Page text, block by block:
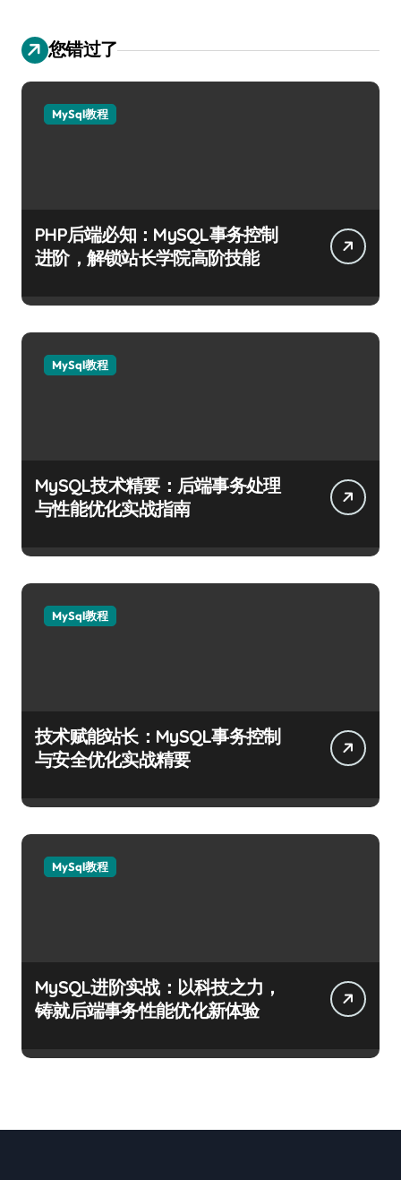
您错过了
MySql教程
PHP后端必知：MySQL事务控制
进阶，解锁站长学院高阶技能
MySql教程
MySQL技术精要：后端事务处理
与性能优化实战指南
MySql教程
技术赋能站长：MySQL事务控制
与安全优化实战精要
MySql教程
MySQL进阶实战：以科技之力，
铸就后端事务性能优化新体验